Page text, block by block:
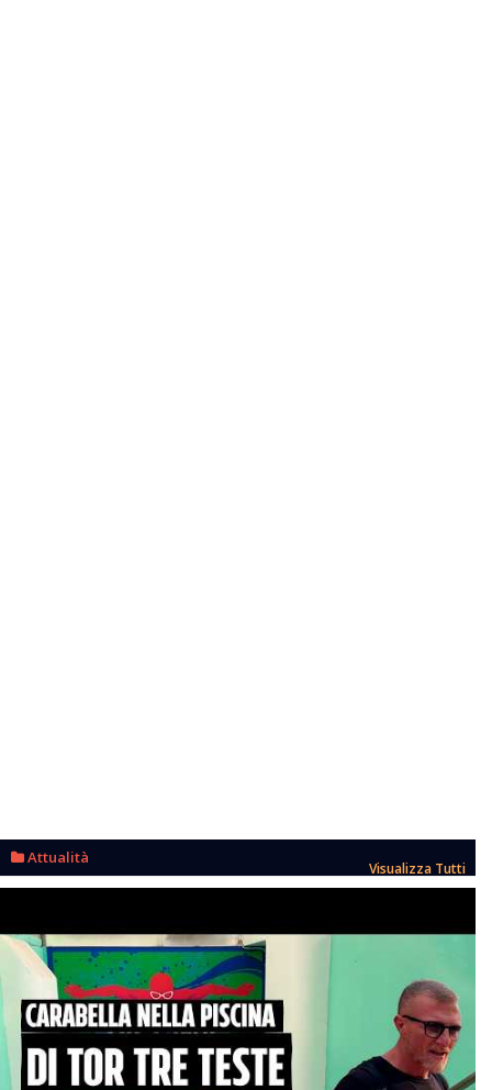
Attualità
Visualizza Tutti